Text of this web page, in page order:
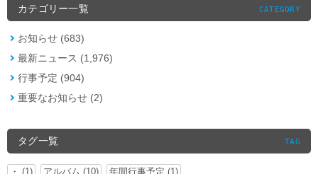
カテゴリー一覧 CATEGORY
お知らせ (683)
最新ニュース (1,976)
行事予定 (904)
重要なお知らせ (2)
タグ一覧 TAG
・ (1) アルバム (10) 年間行事予定 (1)